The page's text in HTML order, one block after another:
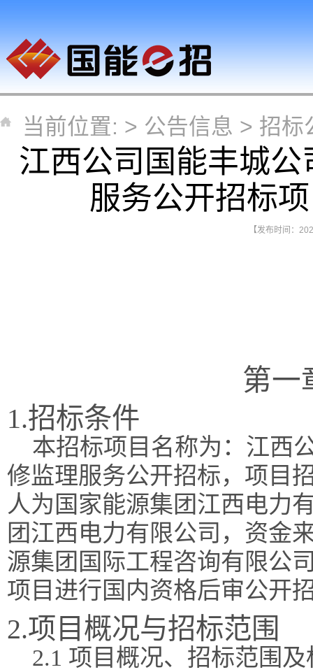
当前位置: > 公告信息 > 招标
江西公司国能丰城
服务公开招标
【发布时间：
第一
1.招标条件
本招标项目名称为：江西
修监理服务公开招标，项目
人为国家能源集团江西电力
团江西电力有限公司，资金
源集团国际工程咨询有限公
项目进行国内资格后审公开
2.项目概况与招标范围
2.1 项目概况、招标范围